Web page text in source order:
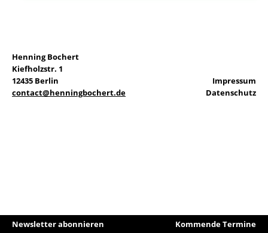
Suchen
Henning Bochert
Kiefholzstr. 1
12435 Berlin
contact@henningbochert.de
Impressum
Datenschutz
Newsletter abonnieren Kommende Termine